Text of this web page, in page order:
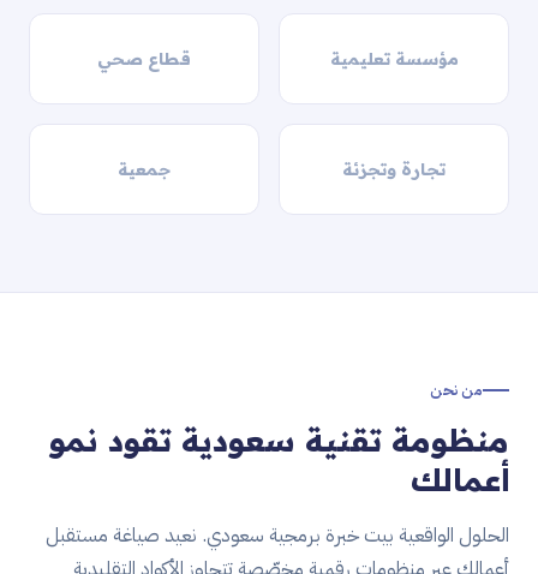
مؤسسة تعليمية قطاع صحي
تجارة وتجزئة جمعية
من نحن
منظومة تقنية سعودية تقود نمو
أعمالك
الحلول الواقعية بيت خبرة برمجية سعودي. نعيد صياغة مستقبل